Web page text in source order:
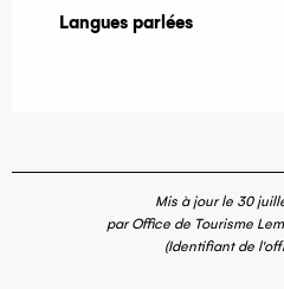
Langues parlées
Langues parlées
Mis à jour le 30
par Office de Tourisme
(Identifiant de